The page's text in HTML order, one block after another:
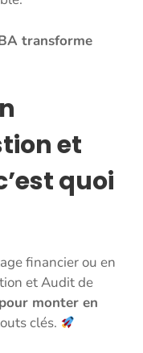
transforme
et
quoi
financier ou en
et Audit de
monter en
clés.